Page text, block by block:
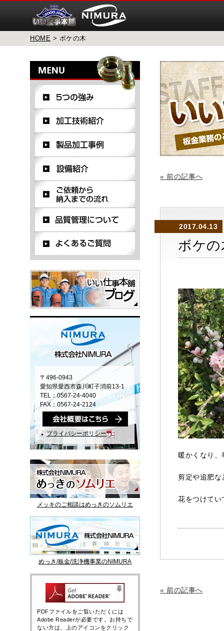
HOME > ボケの木
« 前の記事へ
2017.04.13
ボケの
暖かくなり、
剪定や追肥な
花をつけてい
« 前の記事へ
〒496-0943
愛知県愛西市森川町子消前13-1
TEL：0567-24-4040
FAX：0567-24-2124
プライバシーポリシー
メッキのご相談はめっきのソムリエ
めっき/板金/洗浄機事業のNIMURA
PDFファイルをご覧いただくには
Adobe Readerが必要です。お持ちで
ない方は、上のアイコンをクリック